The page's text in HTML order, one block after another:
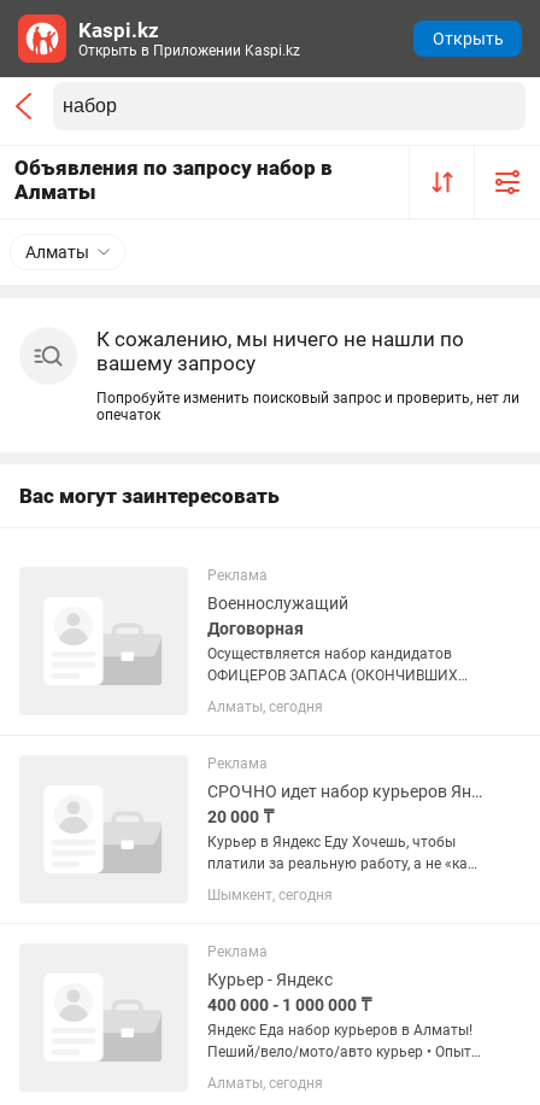
Объявления по запросу набор в
Алматы
Алматы
К сожалению, мы ничего не нашли по
вашему запросу
Попробуйте изменить поисковый запрос и проверить, нет ли
опечаток
Вас могут заинтересовать
Реклама
Военнослужащий
Договорная
Осуществляется набор кандидатов
ОФИЦЕРОВ ЗАПАСА (ОКОНЧИВШИХ
ВОЕННУЮ КАФЕДРУ) И НА ВОИНСКУЮ
СЛУЖБУ ПО КОНТРАКТУ в
В ГОД (выбираете сами какой месяц)
-БЕСПЛАТНАЯ...
Алматы, сегодня
Реклама
СРОЧНО идет набор курьеров Яндекс доставка еды
20 000 ₸
Курьер в Яндекс Еду Хочешь, чтобы
платили за реальную работу, а не «как
повезет»? Оплата за каждый заказ +
дополнительные бонусы. 📆
день + чаевые 📍 Сам выбираешь...
Шымкент, сегодня
Реклама
Курьер - Яндекс
400 000 - 1 000 000 ₸
Яндекс Еда набор курьеров в Алматы!
Пеший/вело/мото/авто курьер • Опыт
работы не требуется - всему обучим! •
Наличие телефона (Android/iOS) •
Алматы, сегодня
Kaspi.kz
Открыть в Приложении Kaspi.kz
Открыть